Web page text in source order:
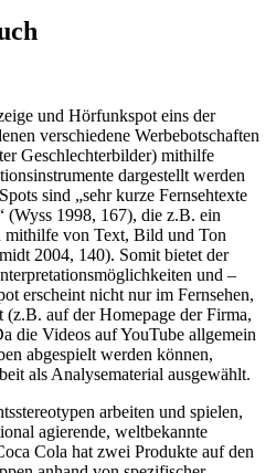
und Hörfunkspot eins der
verschiedene Werbebotschaften
Geschlechterbilder) mithilfe
dargestellt werden
sind „sehr kurze Fernsehtexte
(Wyss 1998, 167), die z.B. ein
mithilfe von Text, Bild und Ton
2004, 140). Somit bietet der
und –
erscheint nicht nur im Fernsehen,
(z.B. auf der Homepage der Firma,
die Videos auf YouTube allgemein
abgespielt werden können,
als Analysematerial ausgewählt.
arbeiten und spielen,
agierende, weltbekannte
Cola hat zwei Produkte auf den